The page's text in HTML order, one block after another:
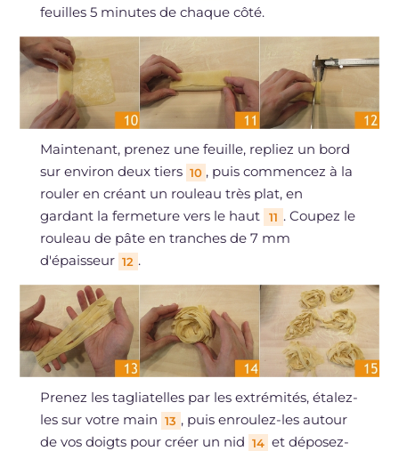
feuilles 5 minutes de chaque côté.
Maintenant, prenez une feuille, repliez un bord
sur environ deux tiers 10 , puis commencez à la
rouler en créant un rouleau très plat, en
gardant la fermeture vers le haut
11 . Coupez le
rouleau de pâte en tranches de 7 mm
d'épaisseur 12 .
Prenez les tagliatelles par les extrémités, étalez-
les sur votre main 13 , puis enroulez-les autour
de vos doigts pour créer un nid 14 et déposez-